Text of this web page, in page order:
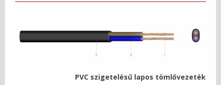
PVC szigetelésű lapos tömlővezeték